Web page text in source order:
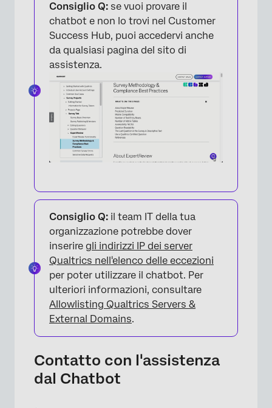
Consiglio Q: se vuoi provare il
chatbot e non lo trovi nel Customer
Success Hub, puoi accedervi anche
da qualsiasi pagina del sito di
assistenza.
Consiglio Q: il team IT della tua
organizzazione potrebbe dover
inserire gli indirizzi IP dei server
Qualtrics nell'elenco delle eccezioni
per poter utilizzare il chatbot. Per
ulteriori informazioni, consultare
Allowlisting Qualtrics Servers &
External Domains.
Contatto con l'assistenza
dal Chatbot